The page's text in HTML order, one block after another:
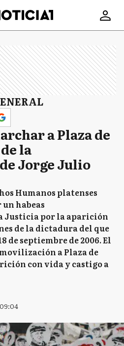
a Plaza de
la
Jorge Julio
Humanos platenses
habeas
Justicia por la aparición
de la dictadura del que
de septiembre de 2006. El
a Plaza de
con vida y castigo a